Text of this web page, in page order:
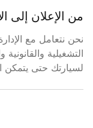
من الإعلان إلى
نحن نتعامل مع
التشغيلية
لسيارتك حتى يتمكن